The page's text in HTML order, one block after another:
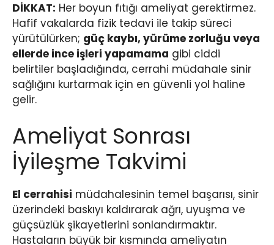
DİKKAT: Her boyun fıtığı ameliyat gerektirmez.
Hafif vakalarda fizik tedavi ile takip süreci
yürütülürken; güç kaybı, yürüme zorluğu veya
ellerde ince işleri yapamama gibi ciddi
belirtiler başladığında, cerrahi müdahale sinir
sağlığını kurtarmak için en güvenli yol haline
gelir.
Ameliyat Sonrası
İyileşme Takvimi
El cerrahisi müdahalesinin temel başarısı, sinir
üzerindeki baskıyı kaldırarak ağrı, uyuşma ve
güçsüzlük şikayetlerini sonlandırmaktır.
Hastaların büyük bir kısmında ameliyatın